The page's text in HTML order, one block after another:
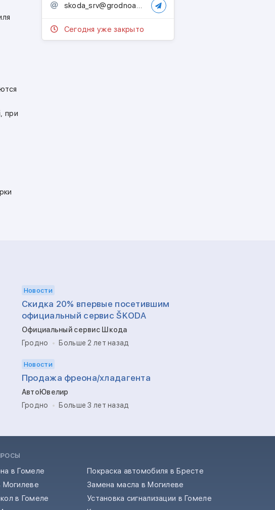
при
skoda_srv@grodnoauto.by
Сегодня уже закрыто
Новости
Скидка 20% впервые посетившим
официальный сервис ŠKODA
Официальный сервис Шкода
Гродно
Больше 2 лет назад
Новости
Продажа фреона/хладагента
АвтоЮвелир
Гродно
Больше 3 лет назад
в Гомеле
Могилеве
в Гомеле
Покраска автомобиля в Бресте
Замена масла в Могилеве
Установка сигнализации в Гомеле